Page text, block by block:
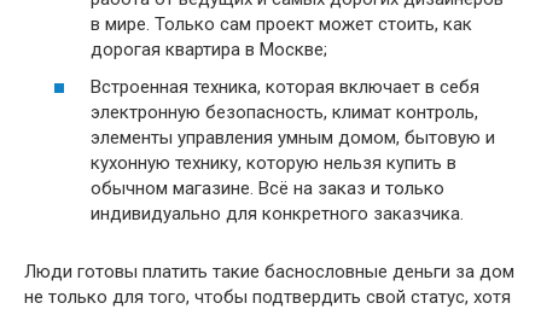
в мире. Только сам проект может стоить, как
дорогая квартира в Москве;
Встроенная техника, которая включает в себя
электронную безопасность, климат контроль,
элементы управления умным домом, бытовую и
кухонную технику, которую нельзя купить в
обычном магазине. Всё на заказ и только
индивидуально для конкретного заказчика.
Люди готовы платить такие баснословные деньги за дом
не только для того, чтобы подтвердить свой статус, хотя